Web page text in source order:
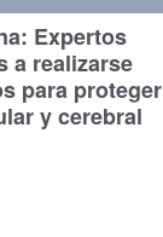
Expertos
a realizarse
para proteger
y cerebral